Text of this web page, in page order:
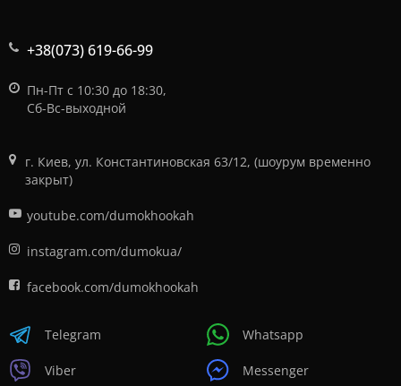
+38(073) 619-66-99
Пн-Пт с 10:30 до 18:30,
Сб-Вс-выходной
г. Киев, ул. Константиновская 63/12, (шоурум временно
закрыт)
youtube.com/dumokhookah
instagram.com/dumokua/
facebook.com/dumokhookah
Telegram
Viber
Whatsapp
Messenger